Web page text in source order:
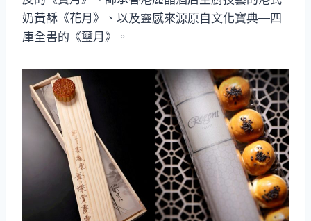
奶黃酥《花月》、以及靈感來源原自文化寶典—四
庫全書的《璽月》。